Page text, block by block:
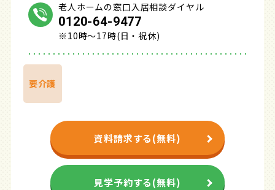
老人ホームの窓口入居相談ダイヤル
0120-64-9477
※10時～17時(日・祝休)
要介護
資料請求する(無料)
見学予約する(無料)